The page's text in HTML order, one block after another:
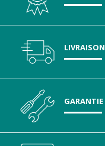
LIVRAISON
GARANTIE